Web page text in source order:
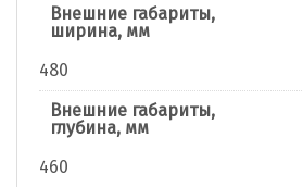
Внешние габариты,
ширина, мм
480
Внешние габариты,
глубина, мм
460